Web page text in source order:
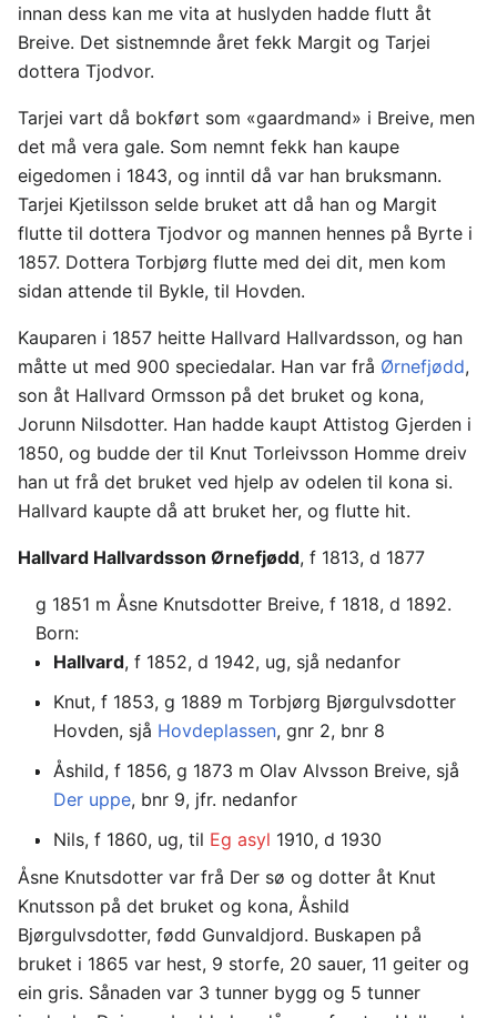
innan dess kan me vita at huslyden hadde flutt åt
Breive. Det sistnemnde året fekk Margit og Tarjei
dottera Tjodvor.
Tarjei vart då bokført som «gaardmand» i Breive, men
det må vera gale. Som nemnt fekk han kaupe
eigedomen i 1843, og inntil då var han bruksmann.
Tarjei Kjetilsson selde bruket att då han og Margit
flutte til dottera Tjodvor og mannen hennes på Byrte i
1857. Dottera Torbjørg flutte med dei dit, men kom
sidan attende til Bykle, til Hovden.
Kauparen i 1857 heitte Hallvard Hallvardsson, og han
måtte ut med 900 speciedalar. Han var frå Ørnefjødd,
son åt Hallvard Ormsson på det bruket og kona,
Jorunn Nilsdotter. Han hadde kaupt Attistog Gjerden i
1850, og budde der til Knut Torleivsson Homme dreiv
han ut frå det bruket ved hjelp av odelen til kona si.
Hallvard kaupte då att bruket her, og flutte hit.
Hallvard Hallvardsson Ørnefjødd, f 1813, d 1877
g 1851 m Åsne Knutsdotter Breive, f 1818, d 1892.
Born:
Hallvard, f 1852, d 1942, ug, sjå nedanfor
Knut, f 1853, g 1889 m Torbjørg Bjørgulvsdotter
Hovden, sjå Hovdeplassen, gnr 2, bnr 8
Åshild, f 1856, g 1873 m Olav Alvsson Breive, sjå
Der uppe, bnr 9, jfr. nedanfor
Nils, f 1860, ug, til Eg asyl 1910, d 1930
Åsne Knutsdotter var frå Der sø og dotter åt Knut
Knutsson på det bruket og kona, Åshild
Bjørgulvsdotter, fødd Gunvaldjord. Buskapen på
bruket i 1865 var hest, 9 storfe, 20 sauer, 11 geiter og
ein gris. Sånaden var 3 tunner bygg og 5 tunner